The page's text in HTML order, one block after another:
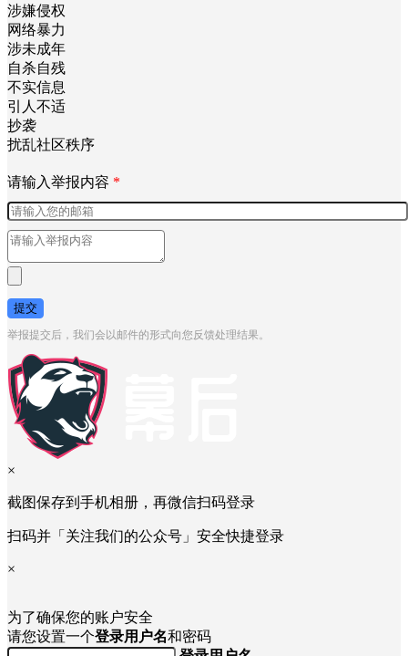
涉嫌侵权
网络暴力
涉未成年
自杀自残
不实信息
引人不适
抄袭
扰乱社区秩序
请输入举报内容 *
提交
举报提交后，我们会以邮件的形式向您反馈处理结果。
×
截图保存到手机相册，再微信扫码登录
扫码并「关注我们的公众号」安全快捷登录
×
为了确保您的账户安全
请您设置一个登录用户名和密码